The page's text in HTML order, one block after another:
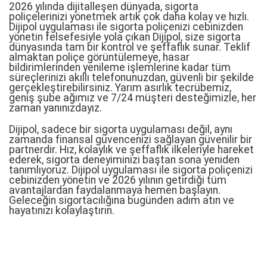
2026 yılında dijitalleşen dünyada, sigorta
poliçelerinizi yönetmek artık çok daha kolay ve hızlı.
Dijipol uygulaması ile sigorta poliçenizi cebinizden
yönetin felsefesiyle yola çıkan Dijipol, size sigorta
dünyasında tam bir kontrol ve şeffaflık sunar. Teklif
almaktan poliçe görüntülemeye, hasar
bildirimlerinden yenileme işlemlerine kadar tüm
süreçlerinizi akıllı telefonunuzdan, güvenli bir şekilde
gerçekleştirebilirsiniz. Yarım asırlık tecrübemiz,
geniş şube ağımız ve 7/24 müşteri desteğimizle, her
zaman yanınızdayız.
Dijipol, sadece bir sigorta uygulaması değil, aynı
zamanda finansal güvencenizi sağlayan güvenilir bir
partnerdir. Hız, kolaylık ve şeffaflık ilkeleriyle hareket
ederek, sigorta deneyiminizi baştan sona yeniden
tanımlıyoruz. Dijipol uygulaması ile sigorta poliçenizi
cebinizden yönetin ve 2026 yılının getirdiği tüm
avantajlardan faydalanmaya hemen başlayın.
Geleceğin sigortacılığına bugünden adım atın ve
hayatınızı kolaylaştırın.